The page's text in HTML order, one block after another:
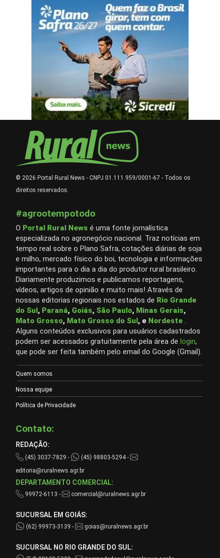
© 2026 Portal Rural News - CNPJ 01.111.959/0001-67 - Todos os
direitos reservados.
#agrootempotodo
O Portal Rural News é uma fonte jornalística
especializada no agronegócio nacional. Traz notícias em
tempo real sobre o Plano Safra, cotações diárias de soja
e milho, mercado físico do boi, tecnologia e informações
importantes para o dia a dia do produtor rural brasileiro.
Diariamente produzimos e publicamos reportagens,
vídeos, artigos de opinião e muito mais! Através de
nossas editorias regionais nos estados de Rio Grande
do Sul, Paraná, Goiás, São Paulo, Minas Gerais,
Mato Grosso, Mato Grosso do Sul, e Nordeste .
Alguns conteúdos exclusivos para usuários cadastrados
podem ser acessados gratuitamente pela área de login,
que pode ser feita também pelo email do Google (Gmail).
Quem somos
Nossa equipe
Política de Privacidade
Contato:
REDAÇÃO:
(45) 3037-7829 -
(45) 98803-5294 -
editoria@ruralnews.agr.br
DEPARTAMENTO COMERCIAL:
99972-6113 - comercial@ruralnews.agr.br
SUCURSAL EM GOIÁS:
(62) 99973-3139 - goias@ruralnews.agr.br
SUCURSAL NO RIO GRANDE DO SUL: